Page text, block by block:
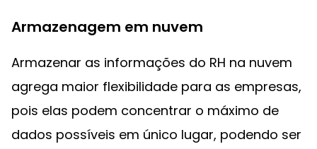
Armazenagem em nuvem
Armazenar as informações do RH na nuvem
agrega maior flexibilidade para as empresas,
pois elas podem concentrar o máximo de
dados possíveis em único lugar, podendo ser